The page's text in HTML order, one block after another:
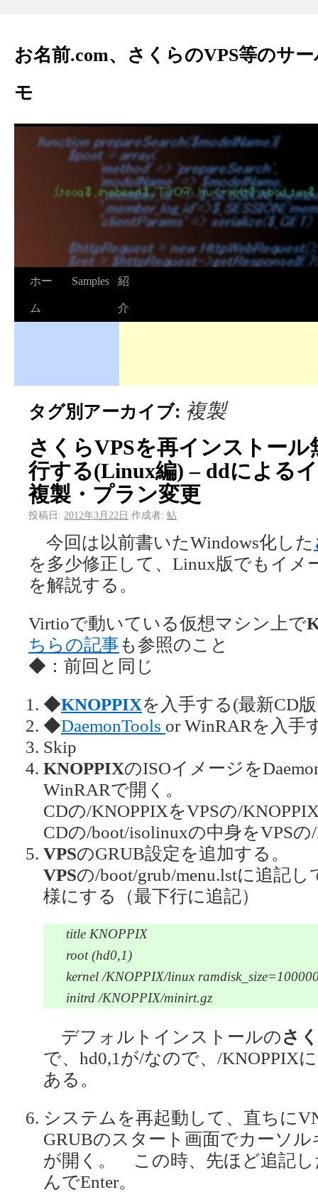
お名前.com、さくらのVPS等のサ
モ
ホー
ム
Samples 紹
介
タグ別アーカイブ: 複製
さくらVPSを再インストー
行する(Linux編) – ddによる
複製・プラン変更
投稿日: 2012年3月22日 作成者: 鮎
今回は以前書いたWindows化した
を多少修正して、Linux版でもイメ
を解説する。
Virtioで動いている仮想マシン上で
ちらの記事も参照のこと
◆：前回と同じ
◆KNOPPIXを入手する(最新CD
◆DaemonTools or WinRARを入手
Skip
KNOPPIXのISOイメージを
WinRARで開く。
CDの/KNOPPIXをVPSの/
CDの/boot/isolinuxの中身をVPS
VPSのGRUB設定を追加する。
VPSの/boot/grub/menu.lstに追記
様にする（最下行に追記）
title KNOPPIX
root (hd0,1)
kernel /KNOPPIX/linux
initrd /KNOPPIX/minirt.gz
デフォルトインストールのさ
で、hd0,1が/なので、/KNOPPIX
ある。
システムを再起動して、直ちに
GRUBのスタート画面でカーソ
が開く。 この時、先ほど追記し
んでEnter。